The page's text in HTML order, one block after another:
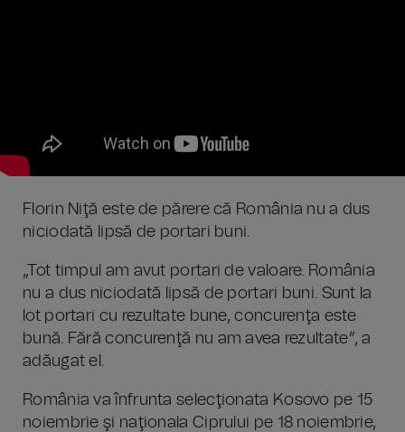
Florin Niţă este de părere că România nu a dus
niciodată lipsă de portari buni.
„Tot timpul am avut portari de valoare. România
nu a dus niciodată lipsă de portari buni. Sunt la
lot portari cu rezultate bune, concurenţa este
bună. Fără concurenţă nu am avea rezultate”, a
adăugat el.
România va înfrunta selecţionata Kosovo pe 15
noiembrie şi naţionala Ciprului pe 18 noiembrie,